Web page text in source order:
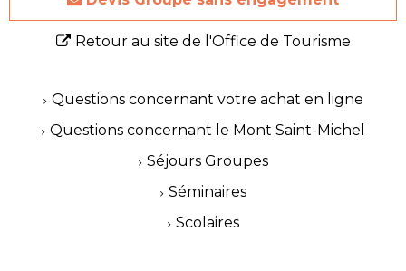
Retour au site de l'Office de Tourisme
Questions concernant votre achat en ligne
Questions concernant le Mont Saint-Michel
Séjours Groupes
Séminaires
Scolaires